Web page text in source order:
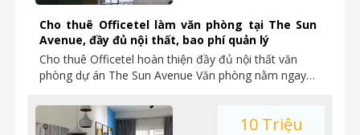
Cho thuê Officetel làm văn phòng tại The Sun
Avenue, đầy đủ nội thất, bao phí quản lý
Cho thuê Officetel hoàn thiện đầy đủ nội thất văn
phòng dự án The Sun Avenue Văn phòng nằm ngay…
10 Triệu